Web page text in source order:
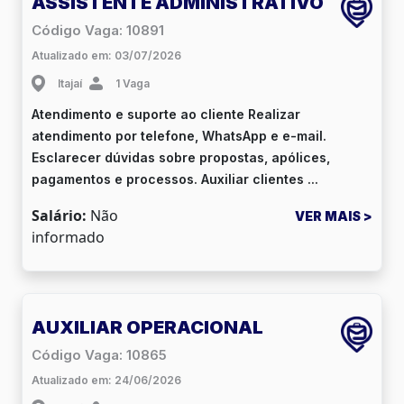
Código Vaga: 10891
Atualizado em: 03/07/2026
Itajaí 1 Vaga
Atendimento e suporte ao cliente Realizar
atendimento por telefone, WhatsApp e e-mail.
Esclarecer dúvidas sobre propostas, apólices,
pagamentos e processos. Auxiliar clientes ...
Salário: Não
informado
VER MAIS >
AUXILIAR OPERACIONAL
Código Vaga: 10865
Atualizado em: 24/06/2026